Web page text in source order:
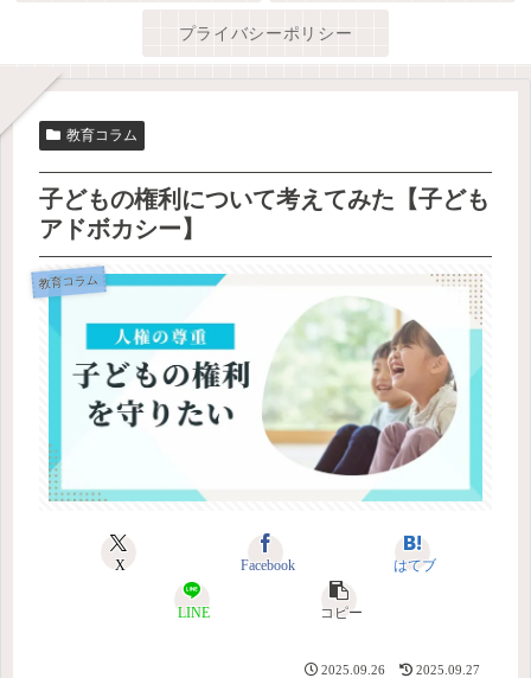
プライバシーポリシー
教育コラム
子どもの権利について考えてみた【子ども
アドボカシー】
教育コラム
X Facebook はてブ
LINE コピー
2025.09.26 2025.09.27